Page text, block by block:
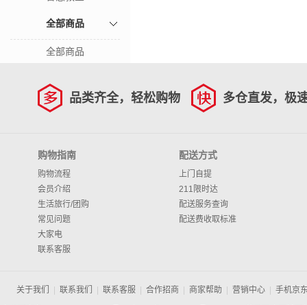
全部商品
全部商品
品类齐全，轻松购物 多仓直发，极
购物指南
购物流程
会员介绍
生活旅行/团购
常见问题
大家电
联系客服
配送方式
上门自提
211限时达
配送服务查询
配送费收取标准
关于我们 联系我们 联系客服 合作招商 商家帮助 营销中心 手机京